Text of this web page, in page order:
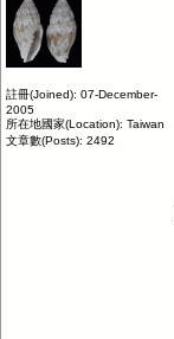
註冊(Joined): 07-December-
2005
所在地國家(Location): Taiwan
文章數(Posts): 2492